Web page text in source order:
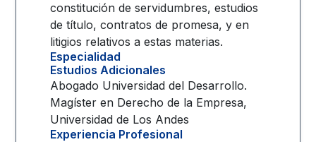
constitución de servidumbres, estudios
de título, contratos de promesa, y en
litigios relativos a estas materias.
Especialidad
Estudios Adicionales
Abogado Universidad del Desarrollo.
Magíster en Derecho de la Empresa,
Universidad de Los Andes
Experiencia Profesional